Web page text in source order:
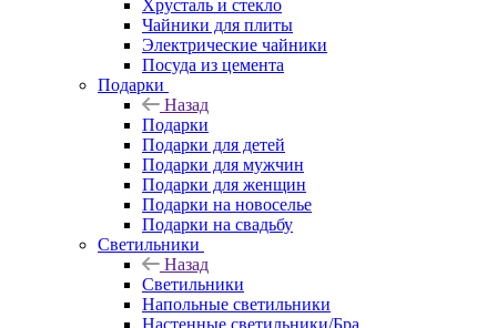
Хрусталь и стекло
Чайники для плиты
Электрические чайники
Посуда из цемента
Подарки
Назад
Подарки
Подарки для детей
Подарки для мужчин
Подарки для женщин
Подарки на новоселье
Подарки на свадьбу
Светильники
Назад
Светильники
Напольные светильники
Настенные светильники/Бра